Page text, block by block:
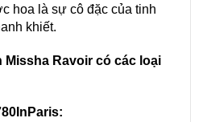
hoa là sự cô đặc của tinh
khiết.
Missha Ravoir có các loại